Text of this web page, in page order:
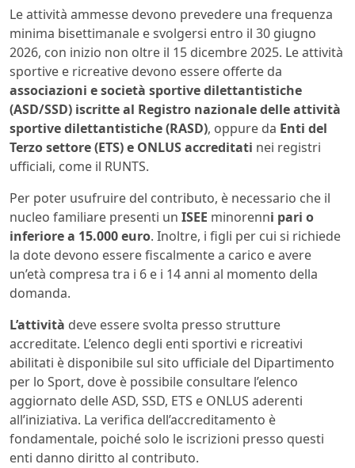
Le attività ammesse devono prevedere una frequenza
minima bisettimanale e svolgersi entro il 30 giugno
2026, con inizio non oltre il 15 dicembre 2025. Le attività
sportive e ricreative devono essere offerte da
associazioni e società sportive dilettantistiche
(ASD/SSD) iscritte al Registro nazionale delle attività
sportive dilettantistiche (RASD), oppure da Enti del
Terzo settore (ETS) e ONLUS accreditati nei registri
ufficiali, come il RUNTS.
Per poter usufruire del contributo, è necessario che il
nucleo familiare presenti un ISEE minorenni pari o
inferiore a 15.000 euro. Inoltre, i figli per cui si richiede
la dote devono essere fiscalmente a carico e avere
un’età compresa tra i 6 e i 14 anni al momento della
domanda.
L’attività deve essere svolta presso strutture
accreditate. L’elenco degli enti sportivi e ricreativi
abilitati è disponibile sul sito ufficiale del Dipartimento
per lo Sport, dove è possibile consultare l’elenco
aggiornato delle ASD, SSD, ETS e ONLUS aderenti
all’iniziativa. La verifica dell’accreditamento è
fondamentale, poiché solo le iscrizioni presso questi
enti danno diritto al contributo.